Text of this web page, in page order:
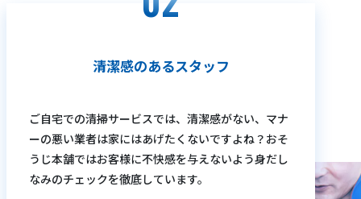
清潔感のあるスタッフ
ご自宅での清掃サービスでは、清潔感がない、マナ
ーの悪い業者は家にはあげたくないですよね？おそ
うじ本舗ではお客様に不快感を与えないよう身だし
なみのチェックを徹底しています。